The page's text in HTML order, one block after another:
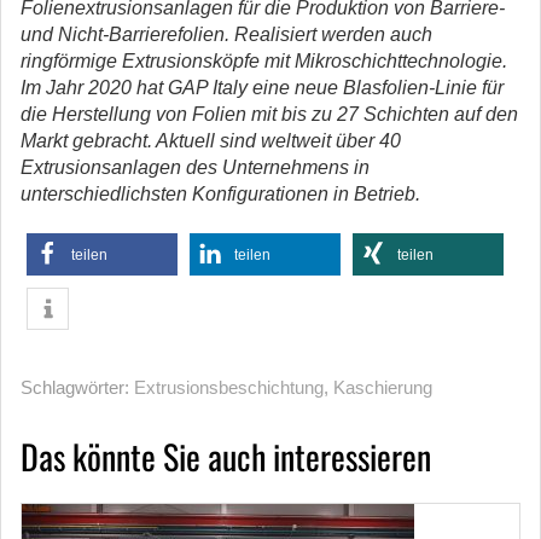
Folienextrusionsanlagen für die Produktion von Barriere-
und Nicht-Barrierefolien. Realisiert werden auch
ringförmige Extrusionsköpfe mit Mikroschichttechnologie.
Im Jahr 2020 hat GAP Italy eine neue Blasfolien-Linie für
die Herstellung von Folien mit bis zu 27 Schichten auf den
Markt gebracht. Aktuell sind weltweit über 40
Extrusionsanlagen des Unternehmens in
unterschiedlichsten Konfigurationen in Betrieb.
teilen teilen teilen
Schlagwörter: Extrusionsbeschichtung, Kaschierung
Das könnte Sie auch interessieren